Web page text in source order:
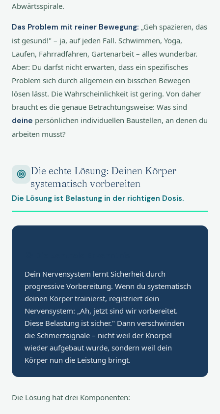
Abwärtsspirale.
Das Problem mit reiner Bewegung: „Geh spazieren, das
ist gesund!" – ja, auf jeden Fall. Schwimmen, Yoga,
Laufen, Fahrradfahren, Gartenarbeit – alles wunderbar.
Aber: Du darfst nicht erwarten, dass ein spezifisches
Problem sich durch allgemein ein bisschen Bewegen
lösen lässt. Die Wahrscheinlichkeit ist gering. Von daher
braucht es die genaue Betrachtungsweise: Was sind
deine persönlichen individuellen Baustellen, an denen du
arbeiten musst?
Die echte Lösung: Deinen Körper
systematisch vorbereiten
Die Lösung ist Belastung in der richtigen Dosis.
Dein Nervensystem lernt Sicherheit durch
progressive Vorbereitung. Wenn du systematisch
deinen Körper trainierst, registriert dein
Nervensystem: „Ah, jetzt sind wir vorbereitet.
Diese Belastung ist sicher." Dann verschwinden
die Schmerzsignale – nicht weil der Knorpel
wieder aufgebaut wurde, sondern weil dein
Körper nun die Leistung bringt.
Die Lösung hat drei Komponenten: